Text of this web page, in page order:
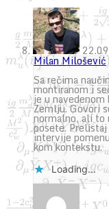
Milan Milošević
Sa rečima
montiranom i
je u
Zemlju. Govori
normalno, ali to
posete.
intervije
kom kontekstu.
Loading...